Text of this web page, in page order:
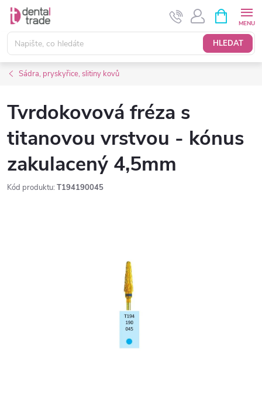
Přejít
obsah
HLEDAT
NÁKUPNÍ
KOŠÍK
Sádra, pryskyřice, slitiny kovů
Tvrdokovová fréza s
titanovou vrstvou - kónus
zakulacený 4,5mm
Kód produktu: T194190045